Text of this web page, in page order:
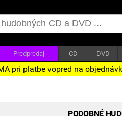
Predpredaj CD DVD
pri platbe vopred na
PODOBNÉ